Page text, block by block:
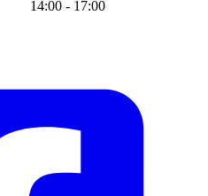
14:00 - 17:00